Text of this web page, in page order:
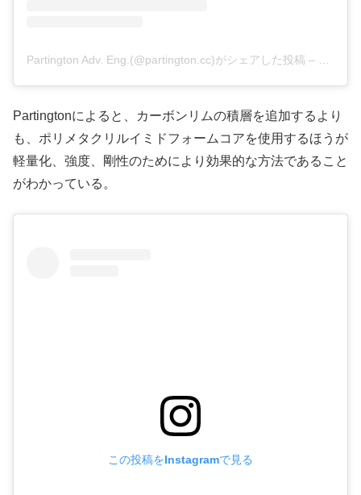
Partington Adv. Eng.(@partington.cc)がシェアした投稿 –
Partingtonによると、カーボンリムの積層を追加するより
も、ポリメタクリルイミドフォームコアを使用するほうが
軽量化、強度、剛性のためにより効果的な方法であること
がわかっている。
この投稿をInstagramで見る